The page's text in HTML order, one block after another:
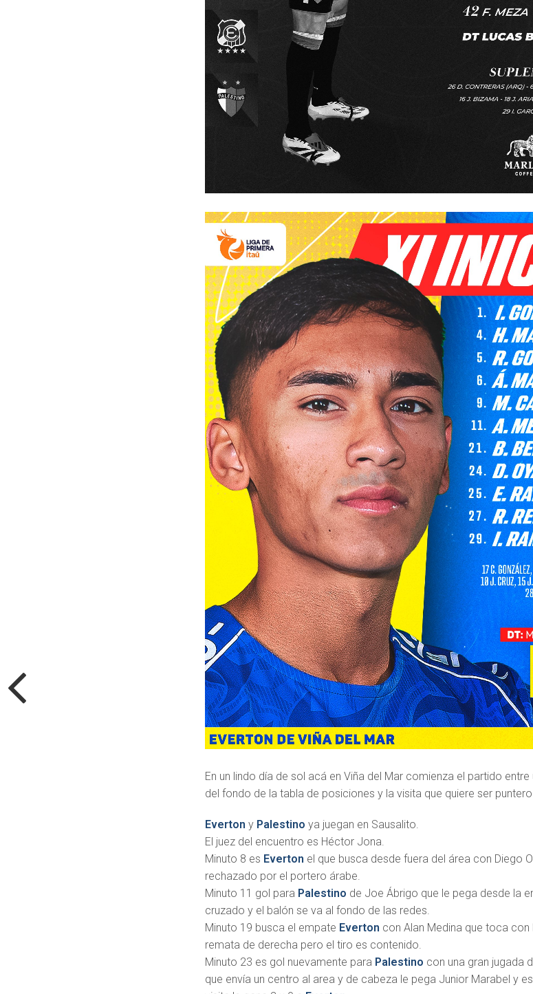
En un lindo día de sol acá en Viña del Mar comienza el partido entre
del fondo de la tabla de posiciones y la visita que quiere ser puntero .
Everton y Palestino ya juegan en Sausalito.
El juez del encuentro es Héctor Jona.
Minuto 8 es Everton el que busca desde fuera del área con Diego
rechazado por el portero árabe.
Minuto 11 gol para Palestino de Joe Ábrigo que le pega desde la
cruzado y el balón se va al fondo de las redes.
Minuto 19 busca el empate Everton con Alan Medina que toca con
remata de derecha pero el tiro es contenido.
Minuto 23 es gol nuevamente para Palestino con una gran jugada
que envía un centro al area y de cabeza le pega Junior Marabel y es